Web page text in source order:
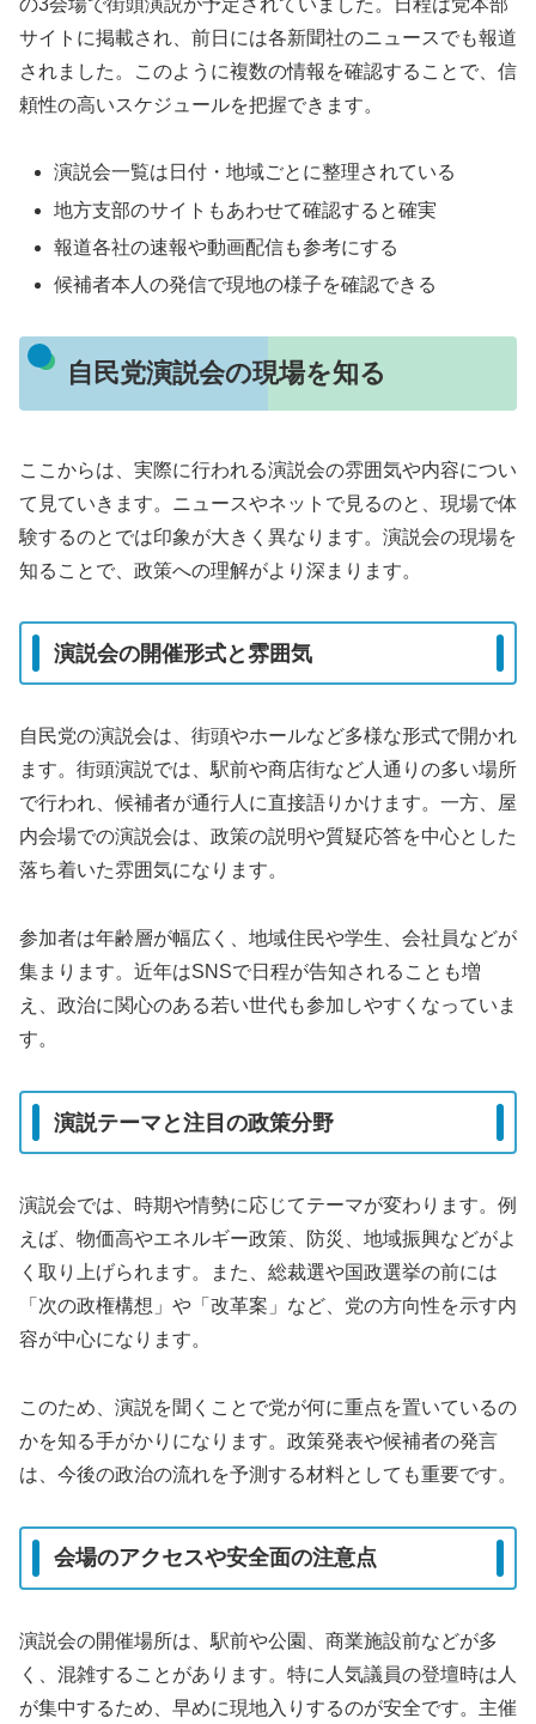
サイトに掲載され、前日には各新聞社のニュースでも報道
されました。このように複数の情報を確認することで、信
頼性の高いスケジュールを把握できます。
演説会一覧は日付・地域ごとに整理されている
地方支部のサイトもあわせて確認すると確実
報道各社の速報や動画配信も参考にする
候補者本人の発信で現地の様子を確認できる
自民党演説会の現場を知る
ここからは、実際に行われる演説会の雰囲気や内容につい
て見ていきます。ニュースやネットで見るのと、現場で体
験するのとでは印象が大きく異なります。演説会の現場を
知ることで、政策への理解がより深まります。
演説会の開催形式と雰囲気
自民党の演説会は、街頭やホールなど多様な形式で開かれ
ます。街頭演説では、駅前や商店街など人通りの多い場所
で行われ、候補者が通行人に直接語りかけます。一方、屋
内会場での演説会は、政策の説明や質疑応答を中心とした
落ち着いた雰囲気になります。
参加者は年齢層が幅広く、地域住民や学生、会社員などが
集まります。近年はSNSで日程が告知されることも増
え、政治に関心のある若い世代も参加しやすくなっていま
す。
演説テーマと注目の政策分野
演説会では、時期や情勢に応じてテーマが変わります。例
えば、物価高やエネルギー政策、防災、地域振興などがよ
く取り上げられます。また、総裁選や国政選挙の前には
「次の政権構想」や「改革案」など、党の方向性を示す内
容が中心になります。
このため、演説を聞くことで党が何に重点を置いているの
かを知る手がかりになります。政策発表や候補者の発言
は、今後の政治の流れを予測する材料としても重要です。
会場のアクセスや安全面の注意点
演説会の開催場所は、駅前や公園、商業施設前などが多
く、混雑することがあります。特に人気議員の登壇時は人
が集中するため、早めに現地入りするのが安全です。主催